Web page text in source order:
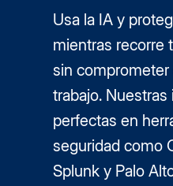
Usa la IA y
mientras recorre
sin comprometer
trabajo.
perfectas en
seguridad como
Splunk y Palo